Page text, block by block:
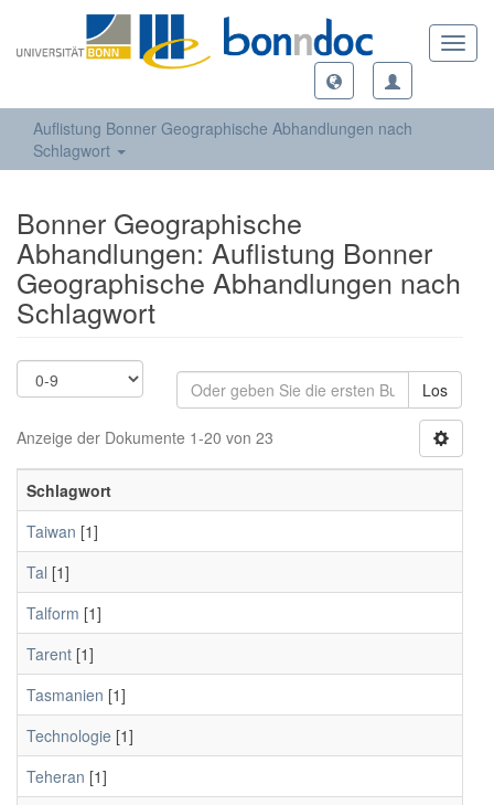
Auflistung Bonner Geographische Abhandlungen nach
Schlagwort
Bonner Geographische
Abhandlungen: Auflistung Bonner
Geographische Abhandlungen nach
Schlagwort
Los
Anzeige der Dokumente 1-20 von 23
Schlagwort
Taiwan [1]
Tal [1]
Talform [1]
Tarent [1]
Tasmanien [1]
Technologie [1]
Teheran [1]